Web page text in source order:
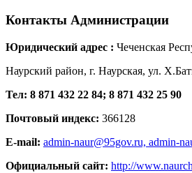
Контакты Администрации
Юридический адрес : Чеченская
Наурский район, г. Наурская, ул.
Тел: 8 871 432 22 84; 8 871 432 25 90
Почтовый индекс: 366128
E-mail: admin-naur@95gov.ru, admin-
Официальный сайт: http://